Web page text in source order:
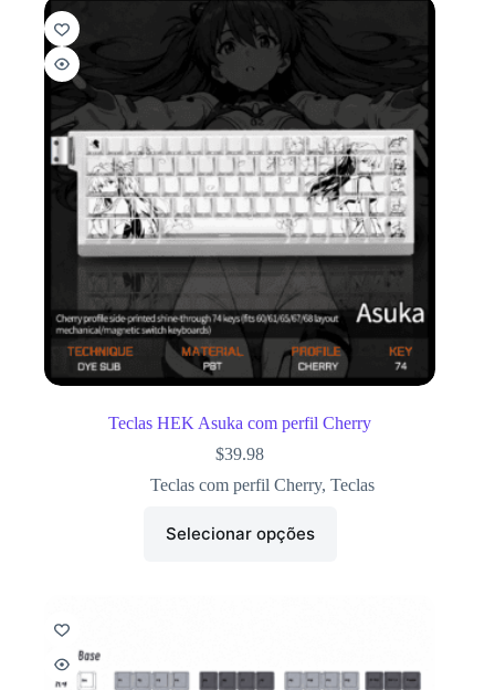
Teclas HEK Asuka com perfil Cherry
$39.98
Teclas com perfil Cherry, Teclas
Selecionar opções